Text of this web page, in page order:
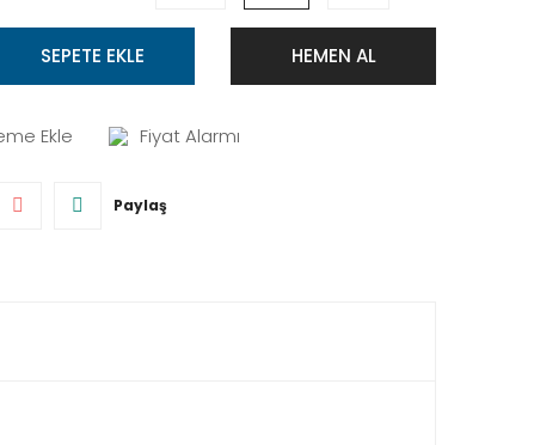
SEPETE EKLE HEMEN AL
Fiyat Alarmı
Paylaş